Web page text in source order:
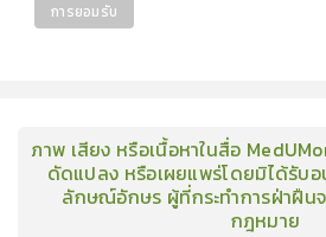
การยอมรับ
ภาพ เสียง หรือเนื้อหาในสื่อ
ดัดแปลง หรือเผยแพร่โดยมิได้รับ
ลักษณ์อักษร ผู้ที่กระทำการฝ่าฝืน
กฎหมาย